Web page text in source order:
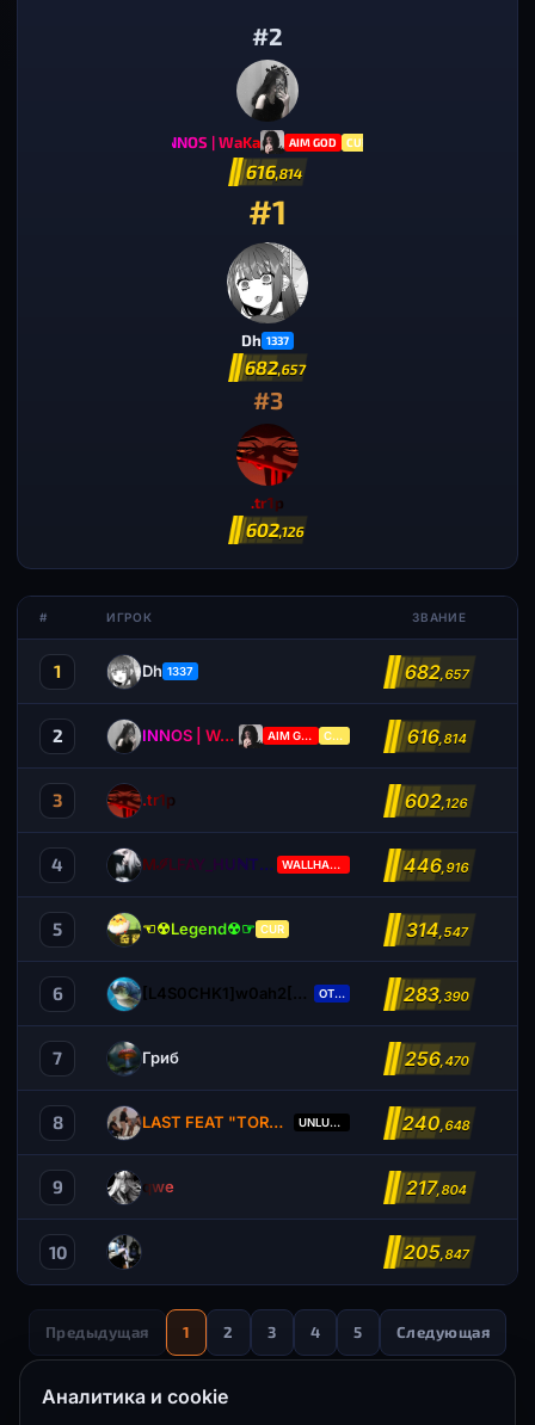
Аналитика и cookie
#2
INNOS | WaKa AIM GOD CUR
616,814
#1
Dh 1337
682,657
#3
.tr1p
602,126
# ИГРОК ЗВАНИЕ
1 Dh 1337 682,657
2 INNOS | WaKa AIM GOD CUR 616,814
3 .tr1p 602,126
4 MℐLFAY_HUℕTℰR WALLHACK 446,916
5 ☜☢Legend☢☞ CUR 314,547
6 [L4S0CHK1]w0ah2[MCRL] ОТЕЦ 283,390
7 Гриб 256,470
8 LAST FEAT "TORNADO" UNLUCKY 240,648
9 qwe 217,804
10 205,847
Предыдущая 1 2 3 4 5 Следующая